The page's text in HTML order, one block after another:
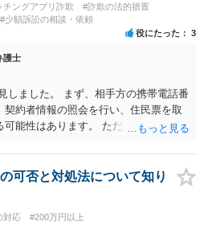
チングアプリ詐欺
#詐欺の法的措置
#少額訴訟の相談・依頼
役にたった 3
護士
しました。 まず、相手方の携帯電話番
約者情報の照会を行い、住民票を取
能性はあります。 ただ、他人名義の
の事案であれば照会できる可能性はあ
由する方法より難しくなります。 身元
あるかどうかを確認していきます。 基
返金請求ができません。 詐欺を含め、
を確認していきます。 さらに、渡し
可否と対処法について知り
対応
#200万円以上